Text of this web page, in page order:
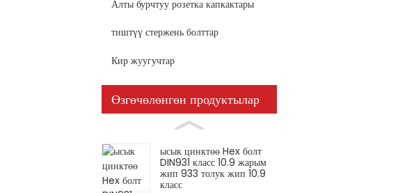
Алты бурчтуу розетка капкактары
тиштүү стержень болттар
Кир жуугучтар
Өзгөчөлөнгөн продуктылар
ысык цинктөө Hex болт
DIN931 класс 10.9 жарым
жип 933 толук жип 10.9
класс